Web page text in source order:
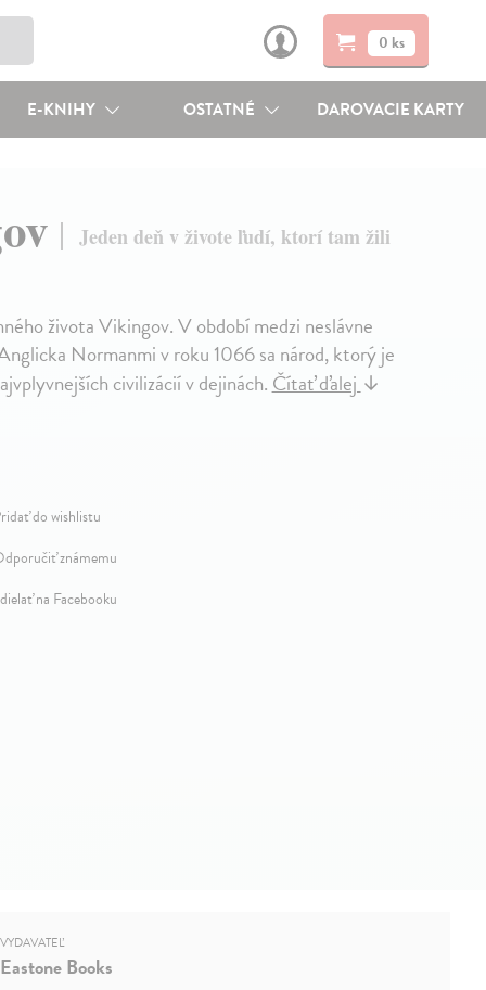
0 ks
E-KNIHY OSTATNÉ DAROVACIE KARTY
Jeden deň v živote ľudí, ktorí tam žili
života Vikingov. V období medzi neslávne
Normanmi v roku 1066 sa národ, ktorý je
civilizácií v dejinách.Čítať ďalej↓
do wishlistu
známemu
na Facebooku
VYDAVATEĽ
Eastone Books